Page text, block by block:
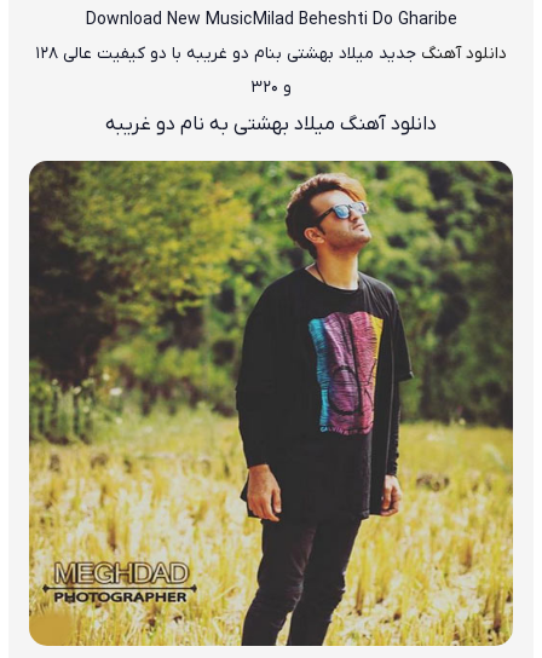
Download New MusicMilad Beheshti Do Gharibe
دانلود آهنگ جدید میلاد بهشتی بنام دو غریبه
با دو کیفیت عالی ۱۲۸
و ۳۲۰
دانلود آهنگ میلاد بهشتی به نام دو غریبه